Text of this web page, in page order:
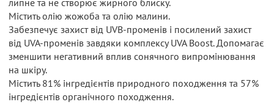
липне та не створює жирного блиску.
Містить олію жожоба та олію малини.
Забезпечує захист від UVB-променів і посилений захист
від UVA-променів завдяки комплексу UVA Boost. Допомагає
зменшити негативний вплив сонячного випромінювання
на шкіру.
Містить 81% інгредієнтів природного походження та 57%
інгредієнтів органічного походження.